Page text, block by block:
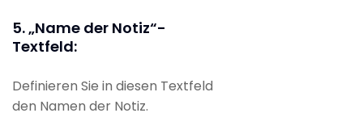
5. „Name der Notiz“-
Textfeld:
Definieren Sie in diesen Textfeld
den Namen der Notiz.